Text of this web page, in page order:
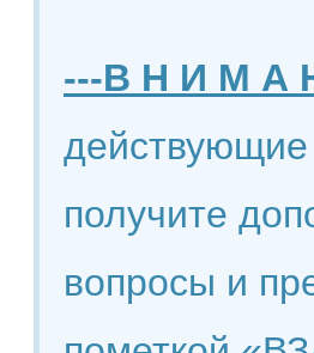
---В Н И М А
действующие
получите
вопросы и